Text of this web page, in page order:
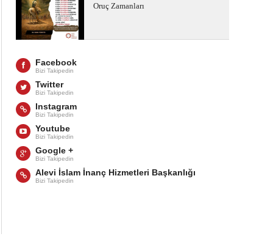
Oruç Zamanları
Facebook
Bizi Takipedin
Twitter
Bizi Takipedin
Instagram
Bizi Takipedin
Youtube
Bizi Takipedin
Google +
Bizi Takipedin
Alevi İslam İnanç Hizmetleri Başkanlığı
Bizi Takipedin